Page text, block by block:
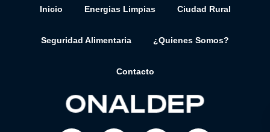
Inicio Energias Limpias Ciudad Rural
Seguridad Alimentaria ¿Quienes Somos?
Contacto